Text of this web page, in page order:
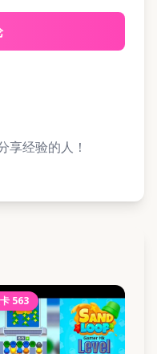
享经验的人！
563